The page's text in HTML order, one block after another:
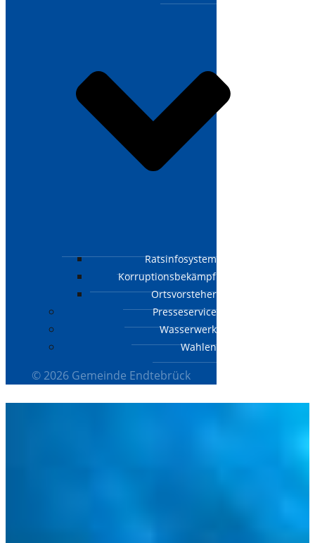
Ratsinfosystem
Korruptionsbekämpfungsgesetz
Ortsvorsteher
Presseservice
Wasserwerk
Wahlen
© 2026 Gemeinde Endtebrück